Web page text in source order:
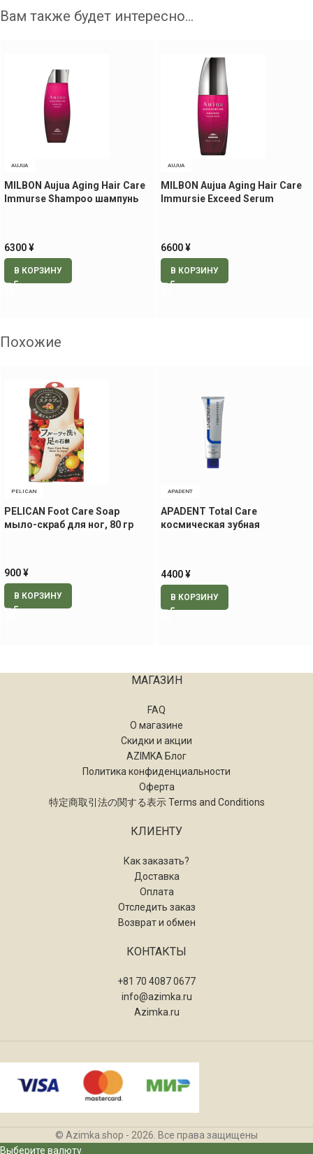
Вам также будет интересно…
AUJUA
MILBON Aujua Aging Hair Care
Immurse Shampoo шампунь
6300¥
В КОРЗИНУ
AUJUA
MILBON Aujua Aging Hair Care
Immursie Exceed Serum
6600¥
В КОРЗИНУ
Похожие
PELICAN
PELICAN Foot Care Soap
мыло-скраб для ног, 80 гр
900¥
В КОРЗИНУ
APADENT
APADENT Total Care
космическая зубная
4400¥
В КОРЗИНУ
МАГАЗИН
FAQ
О магазине
Скидки и акции
AZIMKA Блог
Политика конфиденциальности
Оферта
特定商取引法の関する表示 Terms and Conditions
КЛИЕНТУ
Как заказать?
Доставка
Оплата
Отследить заказ
Возврат и обмен
КОНТАКТЫ
+81 70 4087 0677
info@azimka.ru
Azimka.ru
© Azimka.shop - 2026. Все права защищены
Выберите валюту